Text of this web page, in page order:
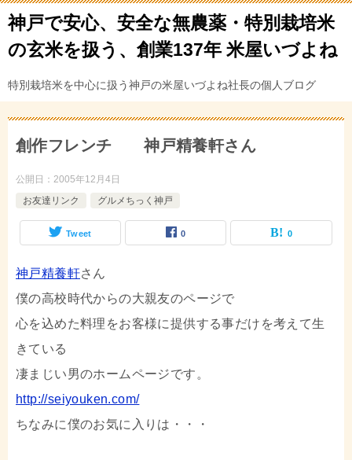
神戸で安心、安全な無農薬・特別栽培米
の玄米を扱う、創業137年 米屋いづよね
特別栽培米を中心に扱う神戸の米屋いづよね社長の個人ブログ
創作フレンチ 神戸精養軒さん
公開日： 2005年12月4日
お友達リンク
グルメちっく神戸
Tweet 0 0
神戸精養軒さん
僕の高校時代からの大親友のページで
心を込めた料理をお客様に提供する事だけを考えて生
きている
凄まじい男のホームページです。
http://seiyouken.com/
ちなみに僕のお気に入りは・・・